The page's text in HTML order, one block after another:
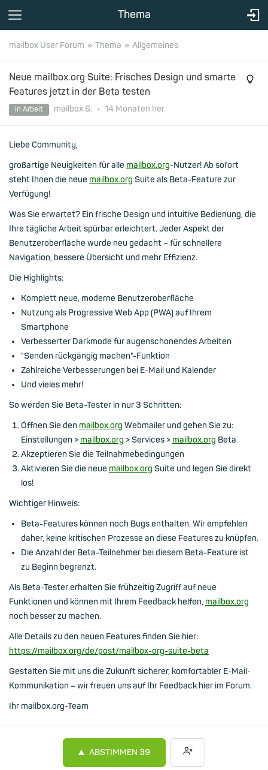
Thema
mailbox User Forum Thema Allgemeines
Neue mailbox.org Suite: Frisches Design und smarte
Features jetzt in der Beta testen
in Arbeit mailbox S. • 14 Monaten her
Liebe Community,
großartige Neuigkeiten für alle mailbox.org-Nutzer! Ab sofort
steht Ihnen die neue mailbox.org Suite als Beta-Feature zur
Verfügung!
Was Sie erwartet? Ein frische Design und intuitive Bedienung, die
Ihre tägliche Arbeit spürbar erleichtert. Jeder Aspekt der
Benutzeroberfläche wurde neu gedacht – für schnellere
Navigation, bessere Übersicht und mehr Effizienz.
Die Highlights:
Komplett neue, moderne Benutzeroberfläche
Nutzung als Progressive Web App (PWA) auf Ihrem
Smartphone
Verbesserter Darkmode für augenschonendes Arbeiten
"Senden rückgängig machen"-Funktion
Zahlreiche Verbesserungen bei E-Mail und Kalender
Und vieles mehr!
So werden Sie Beta-Tester in nur 3 Schritten:
Öffnen Sie den mailbox.org Webmailer und gehen Sie zu:
Einstellungen > mailbox.org > Services > mailbox.org Beta
Akzeptieren Sie die Teilnahmebedingungen
Aktivieren Sie die neue mailbox.org Suite und legen Sie direkt
los!
Wichtiger Hinweis:
Beta-Features können noch Bugs enthalten. Wir empfehlen
daher, keine kritischen Prozesse an diese Features zu knüpfen.
Die Anzahl der Beta-Teilnehmer bei diesem Beta-Feature ist
zu Beginn begrenzt.
Als Beta-Tester erhalten Sie frühzeitig Zugriff auf neue
Funktionen und können mit Ihrem Feedback helfen, mailbox.org
noch besser zu machen.
Alle Details zu den neuen Features finden Sie hier:
https://mailbox.org/de/post/mailbox-org-suite-beta
Gestalten Sie mit uns die Zukunft sicherer, komfortabler E-Mail-
Kommunikation – wir freuen uns auf Ihr Feedback hier im Forum.
Ihr mailbox.org-Team
ABSTIMMEN 39